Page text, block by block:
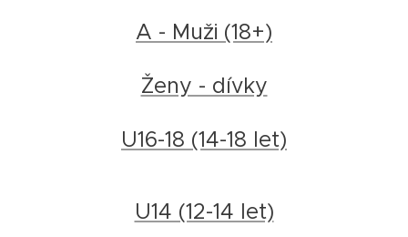
A - Muži (18+)
Ženy - dívky
U16-18 (14-18 let)
U14 (12-14 let)